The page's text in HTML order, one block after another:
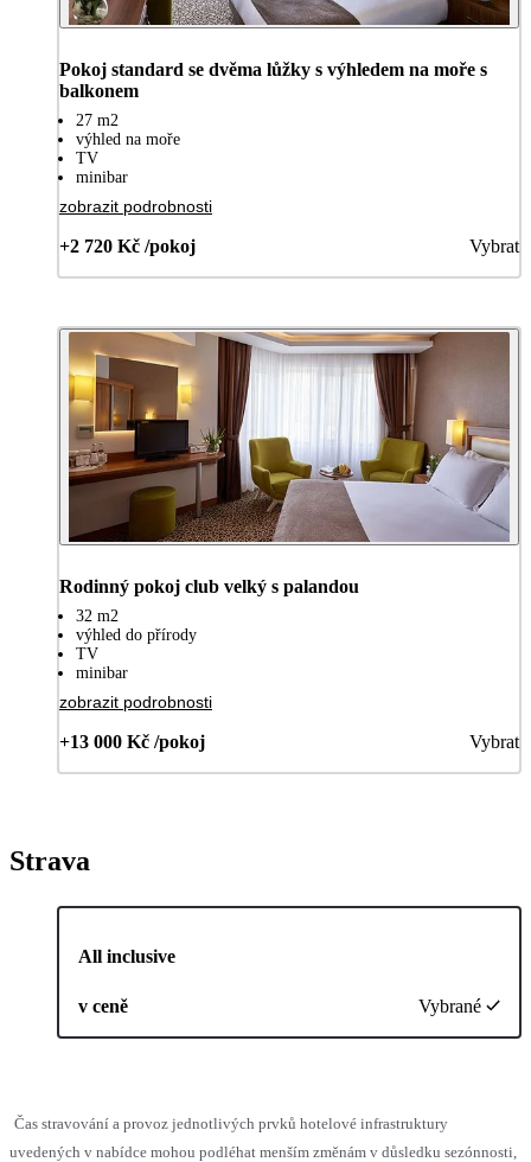
Pokoj standard se dvěma lůžky s výhledem na moře s
balkonem
27 m2
výhled na moře
TV
minibar
zobrazit podrobnosti
+2 720 Kč /pokoj Vybrat
Rodinný pokoj club velký s palandou
32 m2
výhled do přírody
TV
minibar
zobrazit podrobnosti
+13 000 Kč /pokoj Vybrat
Strava
All inclusive
v ceně Vybrané
Čas stravování a provoz jednotlivých prvků hotelové infrastruktury
uvedených v nabídce mohou podléhat menším změnám v důsledku sezónnosti,